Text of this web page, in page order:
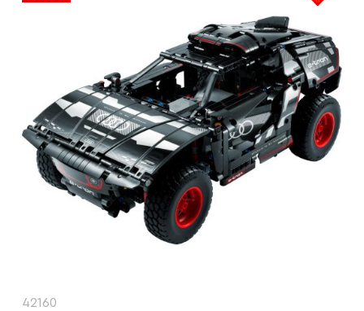
42160